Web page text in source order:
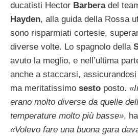
ducatisti Hector Barberadel
Hayden, alla guida della Rossa
sono risparmiati cortesie,
diverse volte. Lo spagnolo della
avuto la meglio, e nell’ultima
anche a staccarsi,
ma meritatissimo sesto posto.
erano molto diverse da quelle
temperature molto più basse»,
«Volevo fare una buona gara